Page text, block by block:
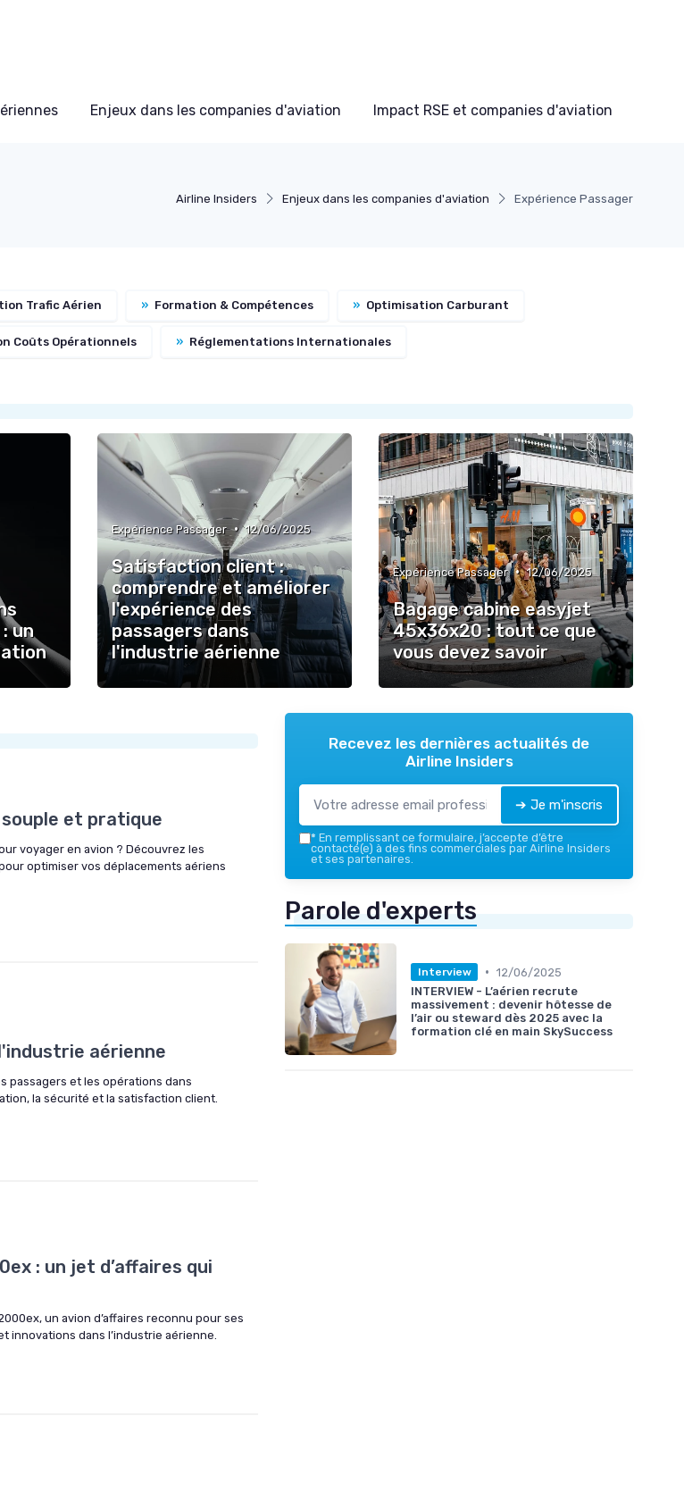
Enjeux dans les companies d'aviation Impact RSE et companies d'aviation
Airline Insiders Enjeux dans les companies d'aviation Expérience Passager
Trafic Aérien » Formation & Compétences » Optimisation Carburant
Coûts Opérationnels » Réglementations Internationales
un
Expérience Passager • 12/06/2025
Satisfaction client :
comprendre et améliorer
l'expérience des
passagers dans
l'industrie aérienne
Expérience Passager • 12/06/2025
Bagage cabine easyjet
45x36x20 : tout ce que
vous devez savoir
et pratique
voyager en avion ? Découvrez les
optimiser vos déplacements aériens
aérienne
passagers et les opérations dans
la sécurité et la satisfaction client.
: un jet d’affaires qui
un avion d’affaires reconnu pour ses
dans l’industrie aérienne.
Recevez les dernières actualités de
Airline Insiders
➔ Je m'inscris
* En remplissant ce formulaire, j’accepte d’être
contacté(e) à des fins commerciales par Airline Insiders
et ses partenaires.
Parole d'experts
Interview • 12/06/2025
INTERVIEW - L’aérien recrute
massivement : devenir hôtesse de
l’air ou steward dès 2025 avec la
formation clé en main SkySuccess